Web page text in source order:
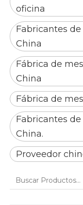
oficina
Fabricantes
China
Fábrica de
China
Fábrica de
Fabricantes
China.
Proveedor